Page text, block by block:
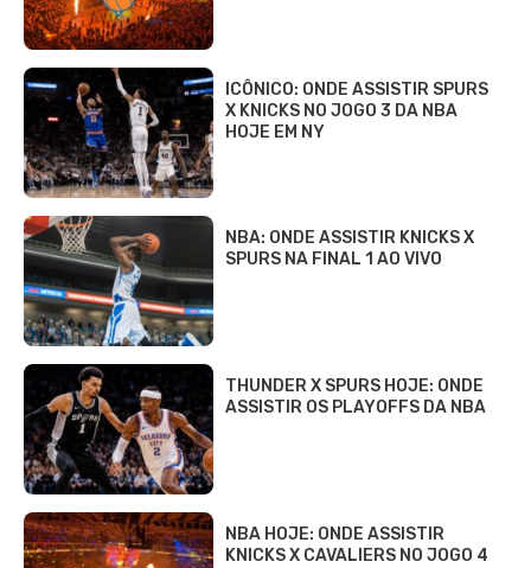
ICÔNICO: ONDE ASSISTIR SPURS
X KNICKS NO JOGO 3 DA NBA
HOJE EM NY
NBA: ONDE ASSISTIR KNICKS X
SPURS NA FINAL 1 AO VIVO
THUNDER X SPURS HOJE: ONDE
ASSISTIR OS PLAYOFFS DA NBA
NBA HOJE: ONDE ASSISTIR
KNICKS X CAVALIERS NO JOGO 4